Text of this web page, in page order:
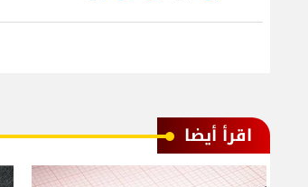
اقرأ أيضا